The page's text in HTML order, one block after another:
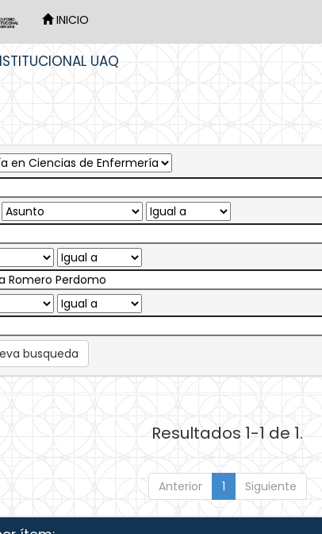
INICIO
UAQ
busqueda
Resultados 1-1 de 1.
Anterior 1 Siguiente